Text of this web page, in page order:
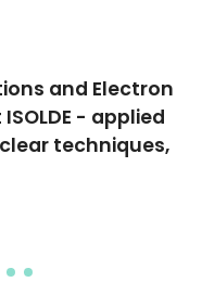
polímeros,
de
de Cr (VI)